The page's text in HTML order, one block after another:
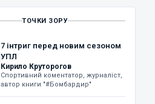
ТОЧКИ ЗОРУ
7 інтриг перед новим сезоном
УПЛ
Кирило Круторогов
Спортивний коментатор, журналіст,
автор книги "#Бомбардир"